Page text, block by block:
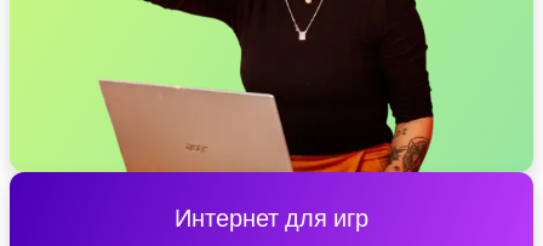
Интернет для игр